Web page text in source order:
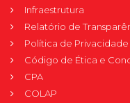
Infraestrutura
Relatório de
Política de Privacidade
Código de Ética e
CPA
COLAP